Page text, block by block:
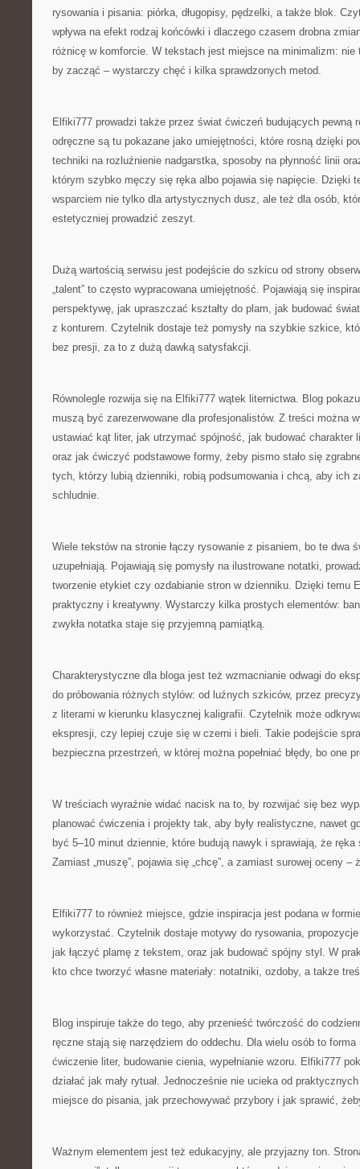
rysowania i pisania: piórka, długopisy, pędzelki, a także blok.
wpływa na efekt rodzaj końcówki i dlaczego czasem drobna
różnicę w komforcie. W tekstach jest miejsce na minimalizm: nie
by zacząć – wystarczy chęć i kilka sprawdzonych metod.
Elfiki777 prowadzi także przez świat ćwiczeń budujących pewną
odręczne są tu pokazane jako umiejętności, które rosną dzięki
techniki na rozluźnienie nadgarstka, sposoby na płynność linii
którym szybko męczy się ręka albo pojawia się napięcie. Dzięki
wsparciem nie tylko dla artystycznych dusz, ale też dla osób,
estetyczniej prowadzić zeszyt.
Dużą wartością serwisu jest podejście do szkicu od strony
„talent” to często wypracowana umiejętność. Pojawiają się
perspektywę, jak upraszczać kształty do plam, jak budować
z konturem. Czytelnik dostaje też pomysły na szybkie szkice,
bez presji, za to z dużą dawką satysfakcji.
Równolegle rozwija się na Elfiki777 wątek liternictwa. Blog
muszą być zarezerwowane dla profesjonalistów. Z treści można
ustawiać kąt liter, jak utrzymać spójność, jak budować charakter
oraz jak ćwiczyć podstawowe formy, żeby pismo stało się
tych, którzy lubią dzienniki, robią podsumowania i chcą, aby ich
schludnie.
Wiele tekstów na stronie łączy rysowanie z pisaniem, bo te dwa
uzupełniają. Pojawiają się pomysły na ilustrowane notatki,
tworzenie etykiet czy ozdabianie stron w dzienniku. Dzięki temu
praktyczny i kreatywny. Wystarczy kilka prostych elementów:
zwykła notatka staje się przyjemną pamiątką.
Charakterystyczne dla bloga jest też wzmacnianie odwagi do
do próbowania różnych stylów: od luźnych szkiców, przez
z literami w kierunku klasycznej kaligrafii. Czytelnik może
ekspresji, czy lepiej czuje się w czerni i bieli. Takie podejście
bezpieczna przestrzeń, w której można popełniać błędy, bo one
W treściach wyraźnie widać nacisk na to, by rozwijać się bez
planować ćwiczenia i projekty tak, aby były realistyczne, nawet
być 5–10 minut dziennie, które budują nawyk i sprawiają, że ręka
Zamiast „muszę”, pojawia się „chcę”, a zamiast surowej oceny –
Elfiki777 to również miejsce, gdzie inspiracja jest podana w
wykorzystać. Czytelnik dostaje motywy do rysowania,
jak łączyć plamę z tekstem, oraz jak budować spójny styl. W
kto chce tworzyć własne materiały: notatniki, ozdoby, a także
Blog inspiruje także do tego, aby przenieść twórczość do
ręczne stają się narzędziem do oddechu. Dla wielu osób to
ćwiczenie liter, budowanie cienia, wypełnianie wzoru. Elfiki777
działać jak mały rytuał. Jednocześnie nie ucieka od
miejsce do pisania, jak przechowywać przybory i jak sprawić,
Ważnym elementem jest też edukacyjny, ale przyjazny ton.